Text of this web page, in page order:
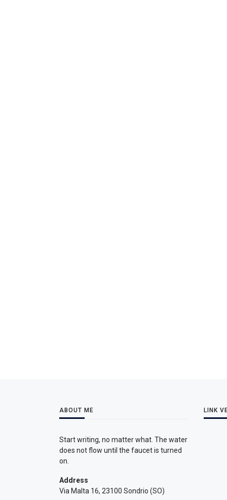
ABOUT ME
Start writing, no matter what. The water
does not flow until the faucet is turned
on.
Address
Via Malta 16, 23100 Sondrio (SO)
LINK